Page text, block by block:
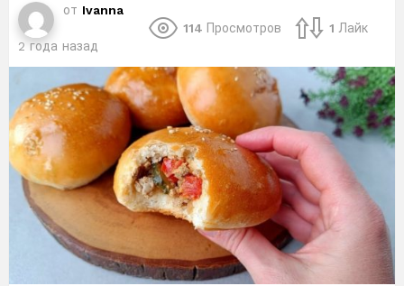
от Ivanna
2 года назад
114 Просмотров 1 Лайк